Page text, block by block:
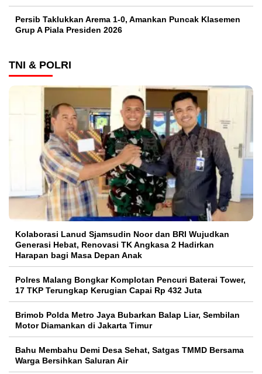
Persib Taklukkan Arema 1-0, Amankan Puncak Klasemen
Grup A Piala Presiden 2026
TNI & POLRI
Kolaborasi Lanud Sjamsudin Noor dan BRI Wujudkan
Generasi Hebat, Renovasi TK Angkasa 2 Hadirkan
Harapan bagi Masa Depan Anak
Polres Malang Bongkar Komplotan Pencuri Baterai Tower,
17 TKP Terungkap Kerugian Capai Rp 432 Juta
Brimob Polda Metro Jaya Bubarkan Balap Liar, Sembilan
Motor Diamankan di Jakarta Timur
Bahu Membahu Demi Desa Sehat, Satgas TMMD Bersama
Warga Bersihkan Saluran Air